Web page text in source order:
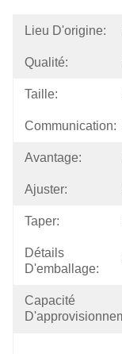
Lieu D'origine:
Qualité:
Taille:
Communication:
Avantage:
Ajuster:
Taper:
Détails
D'emballage:
Capacité